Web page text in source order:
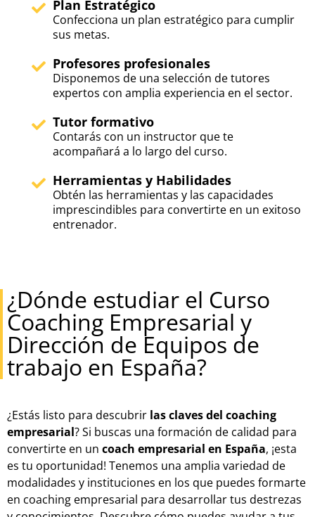
Plan Estratégico
Confecciona un plan estratégico para cumplir
sus metas.
Profesores profesionales
Disponemos de una selección de tutores
expertos con amplia experiencia en el sector.
Tutor formativo
Contarás con un instructor que te
acompañará a lo largo del curso.
Herramientas y Habilidades
Obtén las herramientas y las capacidades
imprescindibles para convertirte en un exitoso
entrenador.
¿Dónde estudiar el Curso
Coaching Empresarial y
Dirección de Equipos de
trabajo en España?
¿Estás listo para descubrir las claves del coaching
empresarial? Si buscas una formación de calidad para
convertirte en un coach empresarial en España, ¡esta
es tu oportunidad! Tenemos una amplia variedad de
modalidades y instituciones en los que puedes formarte
en coaching empresarial para desarrollar tus destrezas